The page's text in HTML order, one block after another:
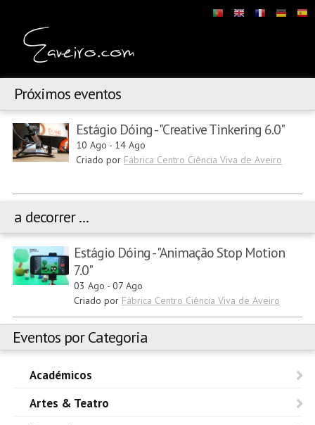
Próximos eventos
Estágio Dóing - "Creative Tinkering 6.0"
10 Ago - 14 Ago
Criado por Fábrica Centro Ciência Viva de Aveiro
a decorrer ...
Estágio Dóing - "Animação Stop Motion
7.0"
03 Ago - 07 Ago
Criado por Fábrica Centro Ciência Viva de Aveiro
Eventos por Categoria
Académicos
Artes & Teatro